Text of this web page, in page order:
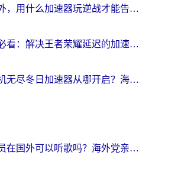
身在海外，用什么加速器玩逆战才能告别延迟？
海外党必看：解决王者荣耀延迟的加速器终极指南——从EVE到猫和老鼠，一个工具全搞定
苹果手机无尽冬日加速器从哪开启？海外玩家的冬日生存指南
酷狗会员在国外可以听歌吗？海外党亲测有效：3步解决音乐权限难题